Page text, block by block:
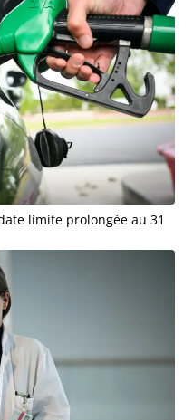
limite prolongée au 31